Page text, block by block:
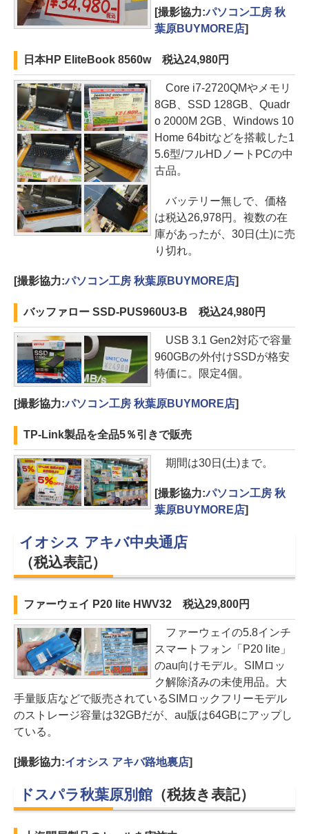
[撮影協力:パソコン工房 秋
葉原BUYMORE店]
日本HP EliteBook 8560w 税込24,980円
Core i7-2720QMやメモリ
8GB、SSD 128GB、Quadr
o 2000M 2GB、Windows 10
Home 64bitなどを搭載した1
5.6型/フルHDノートPCの中
古品。
バッテリー無しで、価格
は税込26,978円。複数の在
庫があったが、30日(土)に売
り切れ。
[撮影協力:パソコン工房 秋葉原BUYMORE店]
バッファロー SSD-PUS960U3-B 税込24,980円
USB 3.1 Gen2対応で容量
960GBの外付けSSDが格安
特価に。限定4個。
[撮影協力:パソコン工房 秋葉原BUYMORE店]
TP-Link製品を全品5％引きで販売
期間は30日(土)まで。
[撮影協力:パソコン工房 秋
葉原BUYMORE店]
イオシス アキバ中央通店
（税込表記）
ファーウェイ P20 lite HWV32 税込29,800円
ファーウェイの5.8インチ
スマートフォン「P20 lite」
のau向けモデル。SIMロッ
ク解除済みの未使用品。大
手量販店などで販売されているSIMロックフリーモデル
のストレージ容量は32GBだが、au版は64GBにアップし
ている。
[撮影協力:イオシス アキバ路地裏店]
ドスパラ秋葉原別館（税抜き表記）